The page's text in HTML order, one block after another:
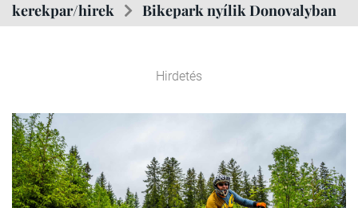
kerekpar/hirek Bikepark nyílik Donovalyban
Hirdetés